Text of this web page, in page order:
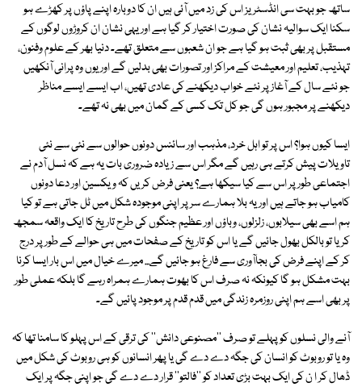
ساتھ جو بہت سی انڈسٹریز اس کی زد میں آئی ہیں ان کا دوبارہ اپنے پاؤں پر کھڑے ہو
سکنا ایک سوالیہ نشان کی صورت اختیار کر گیا ہے اور یہی نشان ان کروڑوں لوگوں کے
مستقبل پر بھی ثبت ہو گیا ہے جو ان شعبوں سے متعلق تھے۔ دنیا بھر کے علوم وفنون،
تہذیب، تعلیم اور معیشت کے مراکز اور تصورات بھی بدلیں گے اور یوں وہ پرانی آنکھیں
جو نئے سال کے آغاز پر نئے خواب دیکھنے کی عادی تھیں، اب ایسے ایسے مناظر
دیکھنے پر مجبور ہوں گی جو کل تک کسی کے گمان میں بھی نہ تھے۔
ایسا کیوں ہوا؟ اس پر تو اہل خرد، مذہب اور سائنس دونوں حوالوں سے نئی سے نئی
تاویلات پیش کرتے ہی رہیں گے مگر اس سے زیادہ ضروری بات یہ ہے کہ نسل آدم نے
اجتماعی طور پر اس سے کیا سیکھا ہے؟ یعنی فرض کریں کہ ویکسین اور دعا دونوں
کامیاب ہو جاتے ہیں اور یہ بلا ہمارے سر پر اپنی موجودہ شکل میں ٹل جاتی ہے تو کیا
ہم اسے بھی سیلابوں، زلزلوں، وباؤں اور عظیم جنگوں کی طرح تاریخ کا ایک واقعہ سمجھ
کر یا تو بالکل بھول جائیں گے یا اس کو تاریخ کے صفحات میں ہی حوالے کے طور پر درج
کر کے اپنے فرض کی بجاآوری سے فارغ ہو جائیں گے... میرے خیال میں اس بار ایسا کرنا
بہت مشکل ہو گا کیونکہ نہ صرف اس کا بھوت ہمارے ہمراہ رہے گا بلکہ عملی طور
پر بھی اسے ہم اپنی روزمرہ زندگی میں قدم قدم پر موجود پائیں گے۔
آنے والی نسلوں کو پہلے تو صرف ''مصنوعی دانش'' کی ترقی کے اس پہلو کا سامنا تھا کہ
وہ یا تو روبوٹ کو انسان کی جگہ دے دے گی یا پھر انسانوں کو ہی روبوٹ کی شکل میں
ڈھال کر ا ن کی ایک بہت بڑی تعداد کو ''فالتو'' قرار دے دے گی جو اپنی جگہ پر ایک